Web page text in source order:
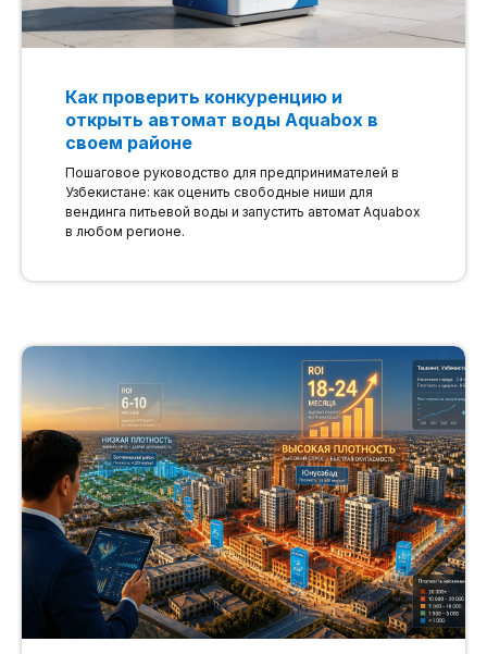
Как проверить конкуренцию и
открыть автомат воды Aquabox в
своем районе
Пошаговое руководство для предпринимателей в
Узбекистане: как оценить свободные ниши для
вендинга питьевой воды и запустить автомат Aquabox
в любом регионе.